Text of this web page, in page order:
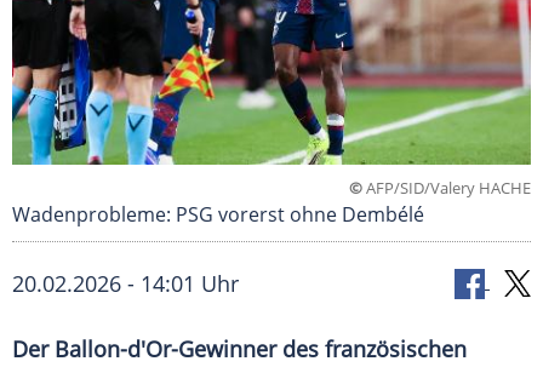
©AFP/SID/Valery HACHE
Wadenprobleme: PSG vorerst ohne Dembélé
20.02.2026 - 14:01 Uhr
Der Ballon-d'Or-Gewinner des französischen